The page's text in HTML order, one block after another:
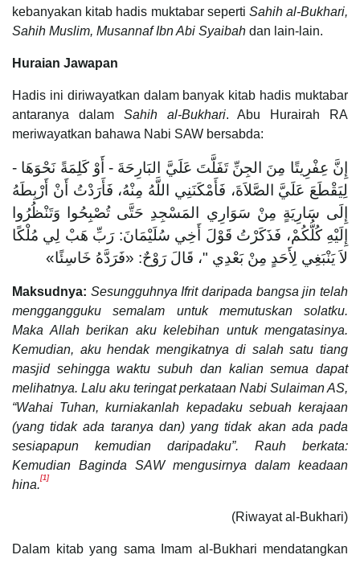
kebanyakan kitab hadis muktabar seperti Sahih al-Bukhari,
Sahih Muslim, Musannaf Ibn Abi Syaibah dan lain-lain.
Huraian Jawapan
Hadis ini diriwayatkan dalam banyak kitab hadis muktabar
antaranya dalam Sahih al-Bukhari. Abu Hurairah RA
meriwayatkan bahawa Nabi SAW bersabda:
إِنَّ عِفْرِيتًا مِنَ الجِنِّ تَفَلَّتَ عَلَيَّ البَارِحَةَ - أَوْ كَلِمَةً نَحْوَهَا -
لِيَقْطَعَ عَلَيَّ الصَّلاَةَ، فَأَمْكَنَنِي اللَّهُ مِنْهُ، فَأَرَدْتُ أَنْ أَرْبِطَهُ
إِلَى سَارِيَةٍ مِنْ سَوَارِي المَسْجِدِ حَتَّى تُصْبِحُوا وَتَنْظُرُوا
إِلَيْهِ كُلُّكُمْ، فَذَكَرْتُ قَوْلَ أَخِي سُلَيْمَانَ: رَبِّ هَبْ لِي مُلْكًا
لاَ يَنْبَغِي لِأَحَدٍ مِنْ بَعْدِي "، قَالَ رَوْحٌ: «فَرَدَّهُ خَاسِئًا»
Maksudnya: Sesungguhnya Ifrit daripada bangsa jin telah
menggangguku semalam untuk memutuskan solatku.
Maka Allah berikan aku kelebihan untuk mengatasinya.
Kemudian, aku hendak mengikatnya di salah satu tiang
masjid sehingga waktu subuh dan kalian semua dapat
melihatnya. Lalu aku teringat perkataan Nabi Sulaiman AS,
“Wahai Tuhan, kurniakanlah kepadaku sebuah kerajaan
(yang tidak ada taranya dan) yang tidak akan ada pada
sesiapapun kemudian daripadaku”. Rauh berkata:
Kemudian Baginda SAW mengusirnya dalam keadaan
hina.[1]
(Riwayat al-Bukhari)
Dalam kitab yang sama Imam al-Bukhari mendatangkan